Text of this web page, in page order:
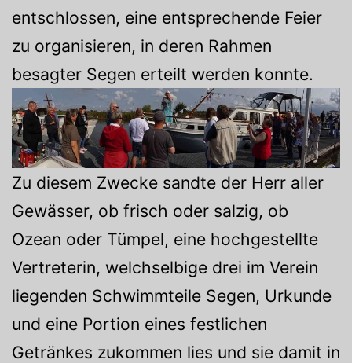
entschlossen, eine entsprechende Feier
zu organisieren, in deren Rahmen
besagter Segen erteilt werden konnte.
Zu diesem Zwecke sandte der Herr aller
Gewässer, ob frisch oder salzig, ob
Ozean oder Tümpel, eine hochgestellte
Vertreterin, welchselbige drei im Verein
liegenden Schwimmteile Segen, Urkunde
und eine Portion eines festlichen
Getränkes zukommen lies und sie damit in